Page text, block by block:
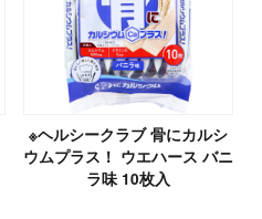
※ヘルシークラブ 骨にカルシ
ウムプラス！ ウエハース バニ
ラ味 10枚入